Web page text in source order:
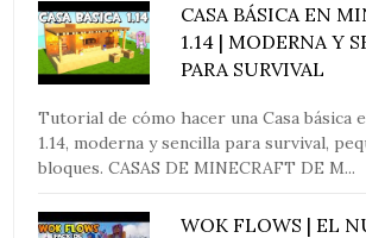
CASA BÁSICA EN
1.14 | MODERNA Y
PARA SURVIVAL
Tutorial de cómo hacer una Casa básica
1.14, moderna y sencilla para survival,
bloques. CASAS DE MINECRAFT DE M...
WOK FLOWS | EL